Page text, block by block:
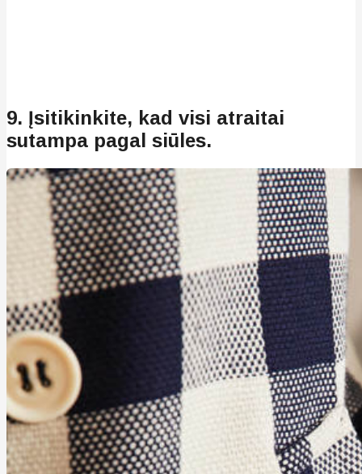
9. Įsitikinkite, kad visi atraitai
sutampa pagal siūles.